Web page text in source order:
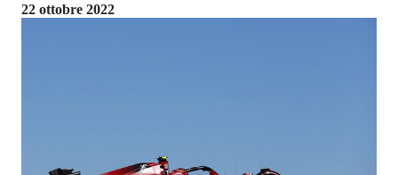
22 ottobre 2022